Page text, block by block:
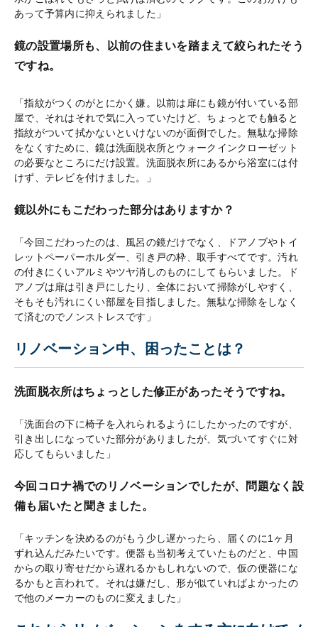
あって予算内に抑えられました」
鏡の設置場所も、以前の住まいを踏まえて絞られたそう
ですね。
「指紋がつくのがとにかく嫌。以前は扉にも鏡が付いている部
屋で、それはそれで気に入っていたけど、ちょっとでも触ると
指紋がついて拭かないといけないのが面倒でした。無駄な掃除
をなくすために、鏡は洗面脱衣所とウォークインクローゼット
の必要なところにだけ設置。洗面脱衣所にあるから浴室には付
けず、テレビを付けました。」
鏡以外にもこだわった部分はありますか？
「今回こだわったのは、風呂の鏡だけでなく、ドアノブやトイ
レットペーパーホルダー、引き戸の枠、取手すべてです。汚れ
の付きにくいアルミやツヤ消しのものにしてもらいました。ド
アノブは扉は引き戸にしたり、全体において掃除がしやすく、
そもそも汚れにくい部屋を目指しました。無駄な掃除をしなく
て済むのでノンストレスです」
リノベーション中、困ったことは？
洗面脱衣所はちょっとした修正があったそうですね。
「洗面台の下に椅子を入れられるようにしたかったのですが、
引き出しになっていた部分がありましたが、気づいてすぐに対
応してもらいました」
今回コロナ禍でのリノベーションでしたが、問題なく設
備も届いたと聞きました。
「キッチンを決めるのがもう少し遅かったら、届くのに1ヶ月
ずれ込んだみたいです。便器も当初考えていたものだと、中国
からの取り寄せだから遅れるかもしれないので、仮の便器にな
るかもと言われて。それは嫌だし、形が似ていればよかったの
で他のメーカーのものに変えました」